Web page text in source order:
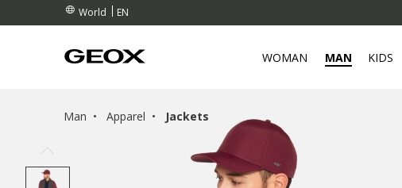
World EN
WOMAN MAN KIDS
Man Apparel Jackets